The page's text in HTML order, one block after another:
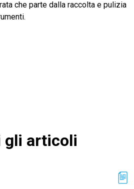
che parte dalla raccolta e pulizia
gli articoli